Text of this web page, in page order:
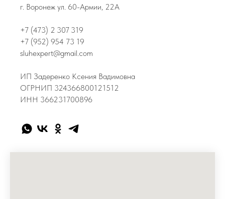
г. Воронеж ул. 60-Армии, 22А
+7 (473) 2 307 319
+7 (952) 954 73 19
sluhexpert@gmail.com
ИП Задеренко Ксения Вадимовна
ОГРНИП 324366800121512
ИНН 366231700896